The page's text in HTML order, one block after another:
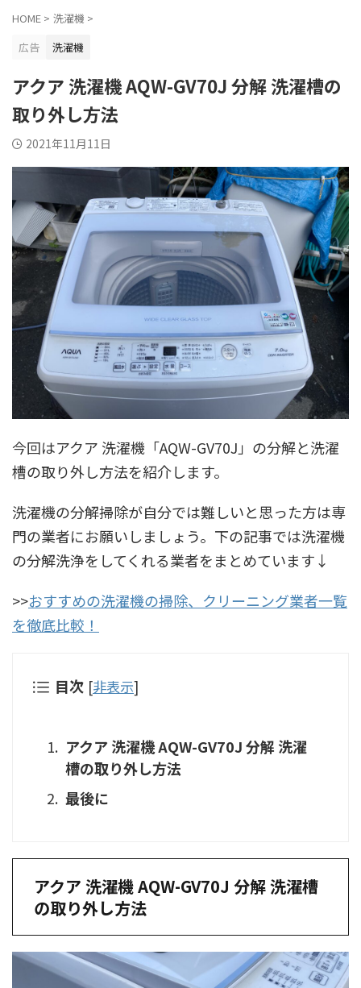
HOME > 洗濯機 >
広告
洗濯機
アクア 洗濯機 AQW-GV70J 分解 洗濯槽の
取り外し方法
2021年11月11日
今回はアクア 洗濯機「AQW-GV70J」の分解と洗濯
槽の取り外し方法を紹介します。
洗濯機の分解掃除が自分では難しいと思った方は専
門の業者にお願いしましょう。下の記事では洗濯機
の分解洗浄をしてくれる業者をまとめています↓
>>おすすめの洗濯機の掃除、クリーニング業者一覧
を徹底比較！
目次 [非表示]
アクア 洗濯機 AQW-GV70J 分解 洗濯
槽の取り外し方法
最後に
アクア 洗濯機 AQW-GV70J 分解 洗濯槽
の取り外し方法